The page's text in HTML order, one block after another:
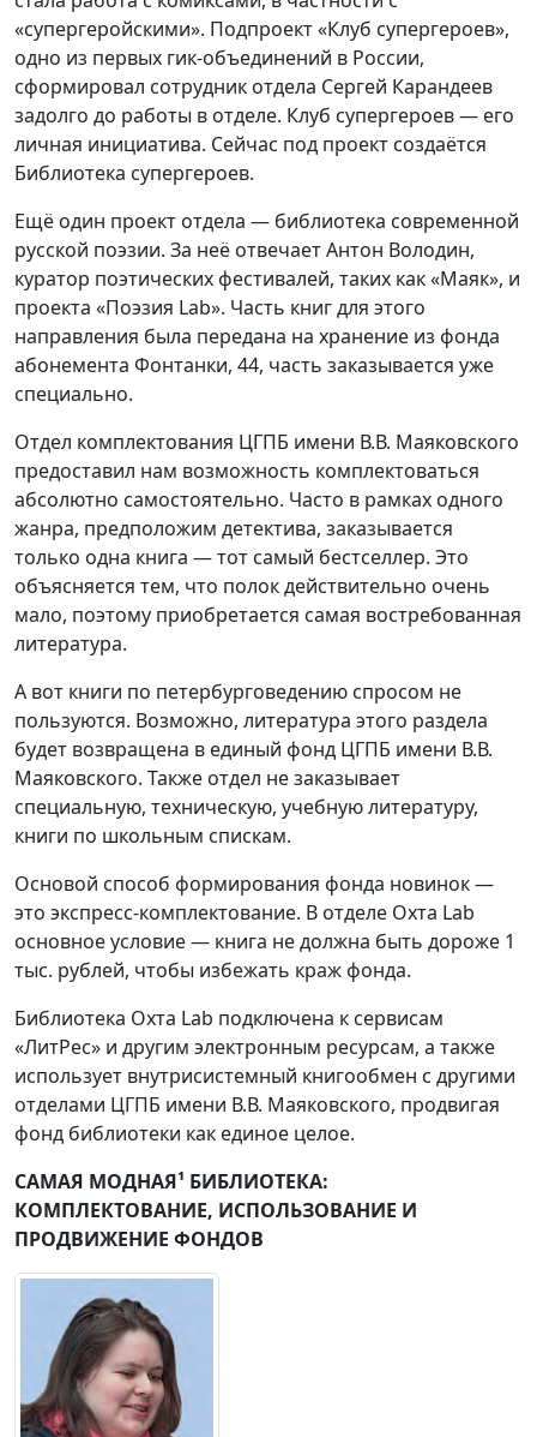
«супергеройскими». Подпроект «Клуб супергероев»,
одно из первых гик-объединений в России,
сформировал сотрудник отдела Сергей Карандеев
задолго до работы в отделе. Клуб супергероев — его
личная инициатива. Сейчас под проект создаётся
Библиотека супергероев.
Ещё один проект отдела — библиотека современной
русской поэзии. За неё отвечает Антон Володин,
куратор поэтических фестивалей, таких как «Маяк», и
проекта «Поэзия Lab». Часть книг для этого
направления была передана на хранение из фонда
абонемента Фонтанки, 44, часть заказывается уже
специально.
Отдел комплектования ЦГПБ имени В.В. Маяковского
предоставил нам возможность комплектоваться
абсолютно самостоятельно. Часто в рамках одного
жанра, предположим детектива, заказывается
только одна книга — тот самый бестселлер. Это
объясняется тем, что полок действительно очень
мало, поэтому приобретается самая востребованная
литература.
А вот книги по петербурговедению спросом не
пользуются. Возможно, литература этого раздела
будет возвращена в единый фонд ЦГПБ имени В.В.
Маяковского. Также отдел не заказывает
специальную, техническую, учебную литературу,
книги по школьным спискам.
Основой способ формирования фонда новинок —
это экспресс-комплектование. В отделе Охта Lab
основное условие — книга не должна быть дороже 1
тыс. рублей, чтобы избежать краж фонда.
Библиотека Охта Lab подключена к сервисам
«ЛитРес» и другим электронным ресурсам, а также
использует внутрисистемный книгообмен с другими
отделами ЦГПБ имени В.В. Маяковского, продвигая
фонд библиотеки как единое целое.
САМАЯ МОДНАЯ¹ БИБЛИОТЕКА:
КОМПЛЕКТОВАНИЕ, ИСПОЛЬЗОВАНИЕ И
ПРОДВИЖЕНИЕ ФОНДОВ